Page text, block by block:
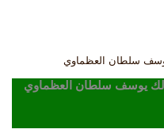
يوسف سلطان العظماوي
يوسف سلطان العظماوي